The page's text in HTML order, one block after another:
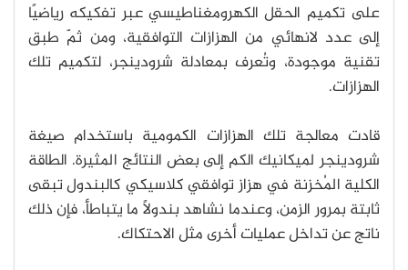
على تكميم الحقل الكهرومغناطيسي عبر تفكيكه رياضيًا
إلى عدد لانهائي من الهزازات التوافقية، ومن ثمّ طبق
تقنية موجودة، وتُعرف بمعادلة شرودينجر، لتكميم تلك
الهزازات.
قادت معالجة تلك الهزازات الكمومية باستخدام صيغة
شرودينجر لميكانيك الكم إلى بعض النتائج المثيرة. الطاقة
الكلية المُخزنة في هزاز توافقي كلاسيكي كالبندول تبقى
ثابتة بمرور الزمن، وعندما نشاهد بندولًا ما يتباطأ، فإن ذلك
ناتج عن تداخل عمليات أخرى مثل الاحتكاك.